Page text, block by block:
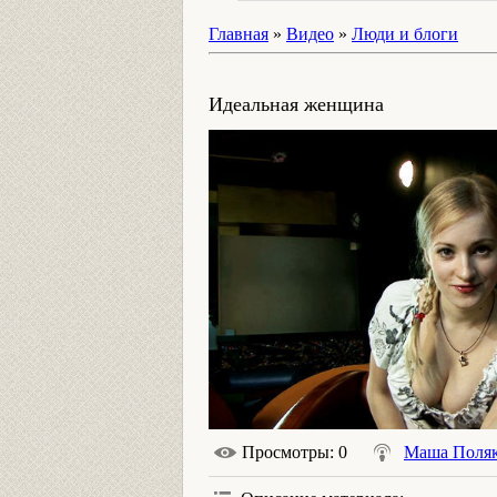
Главная » Видео » Люди и блоги
Идеальная женщина
Просмотры: 0 Маша